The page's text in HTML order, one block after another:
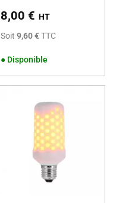
8,00 € HT
Soit 9,60 €TTC
● Disponible